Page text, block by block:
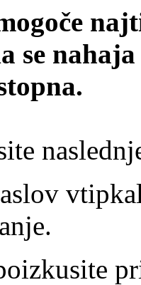
se